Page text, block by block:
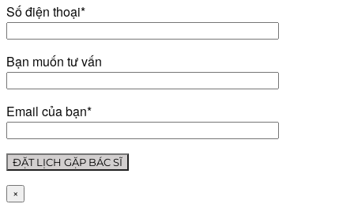
Số điện thoại*
Bạn muốn tư vấn
Email của bạn*
×